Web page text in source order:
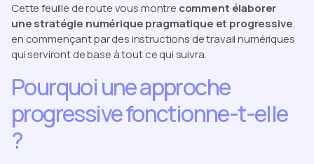
Cette feuille de route vous montre comment élaborer
une stratégie numérique pragmatique et progressive,
en commençant par des instructions de travail numériques
qui serviront de base à tout ce qui suivra.
Pourquoi une approche
progressive fonctionne-t-elle
?